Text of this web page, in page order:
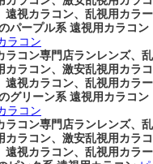
遠視カラコン、乱視用カラー
パープル系 遠視用カラコン
ラコン
ラコン専門店ランレンズ、乱
ラコン、激安乱視用カラコ
遠視カラコン、乱視用カラー
グリーン系 遠視用カラコン
ラコン
ラコン専門店ランレンズ、乱
ラコン、激安乱視用カラコ
遠視カラコン、乱視用カラー